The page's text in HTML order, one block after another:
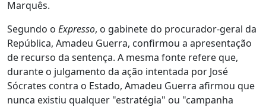
Marquês.
Segundo o Expresso, o gabinete do procurador-geral da
República, Amadeu Guerra, confirmou a apresentação
de recurso da sentença. A mesma fonte refere que,
durante o julgamento da ação intentada por José
Sócrates contra o Estado, Amadeu Guerra afirmou que
nunca existiu qualquer "estratégia" ou "campanha